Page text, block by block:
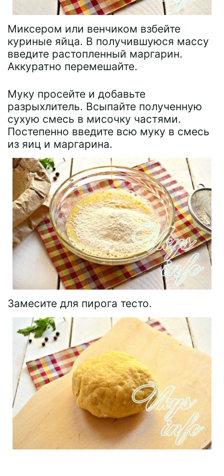
Миксером или венчиком взбейте
куриные яйца. В получившуюся массу
введите растопленный маргарин.
Аккуратно перемешайте.
Муку просейте и добавьте
разрыхлитель. Всыпайте полученную
сухую смесь в мисочку частями.
Постепенно введите всю муку в смесь
из яиц и маргарина.
Замесите для пирога тесто.